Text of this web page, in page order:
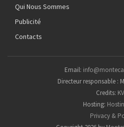
Qui Nous Sommes
Publicité
Contacts
Email:
Directeur responsable :
Credits:
Hosting:
Privacy &